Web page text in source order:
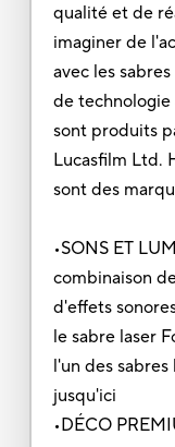
qualité et de
imaginer de
avec les
de technologie
sont produits
Lucasfilm Ltd.
sont des
•SONS ET
combinaison
d'effets
le sabre laser
l'un des
jusqu'ici
•DÉCO